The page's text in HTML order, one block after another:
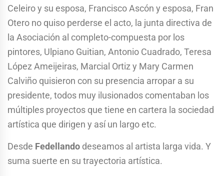
Celeiro y su esposa, Francisco Ascón y esposa, Fran
Otero no quiso perderse el acto, la junta directiva de
la Asociación al completo-compuesta por los
pintores, Ulpiano Guitian, Antonio Cuadrado, Teresa
López Ameijeiras, Marcial Ortiz y Mary Carmen
Calviño quisieron con su presencia arropar a su
presidente, todos muy ilusionados comentaban los
múltiples proyectos que tiene en cartera la sociedad
artística que dirigen y así un largo etc.
Desde Fedellando deseamos al artista larga vida. Y
suma suerte en su trayectoria artística.